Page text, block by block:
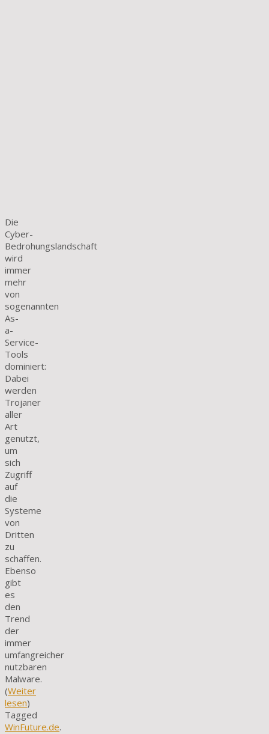
Die
Cyber-
Bedrohungslandschaft
wird
immer
mehr
von
sogenannten
As-
a-
Service-
Tools
dominiert:
Dabei
werden
Trojaner
aller
Art
genutzt,
um
sich
Zugriff
auf
die
Systeme
von
Dritten
zu
schaffen.
Ebenso
gibt
es
den
Trend
der
immer
umfangreicher
nutzbaren
Malware.
(Weiter
lesen)
Tagged
WinFuture.de.